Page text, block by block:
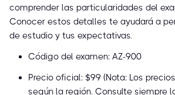
comprender las particularidades del
Conocer estos detalles te ayudará a
de estudio y tus expectativas.
Código del examen: AZ-900
Precio oficial: $99 (Nota: Los
según la región. Consulte siempre